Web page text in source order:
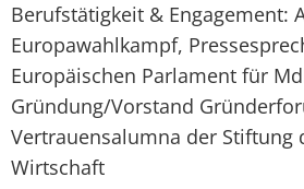
Berufstätigkeit & Engagement:
Europawahlkampf,
Europäischen Parlament für
Gründung/Vorstand
Vertrauensalumna der Stiftung
Wirtschaft